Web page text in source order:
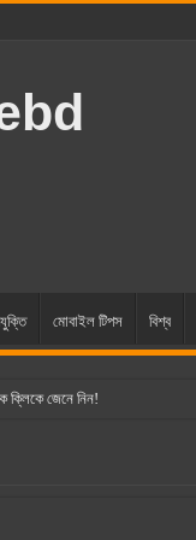
মোবাইল টিপস বিশ্ব
ক্লিকে জেনে নিন!